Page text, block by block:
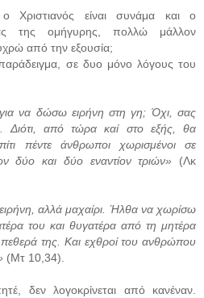
Χριστιανός είναι συνάμα και ο
της ομήγυρης, πολλώ μάλλον
από την εξουσία;
σε δυο μόνο λόγους του
για να δώσω ειρήνη στη γη; Όχι, σας
Διότι, από τώρα καί στο εξής, θα
πέντε άνθρωποι χωρισμένοι σε
δύο και δύο εναντίον τριών» (Λκ
αλλά μαχαίρι. Ήλθα να χωρίσω
του και θυγατέρα από τη μητέρα
της. Και εχθροί του ανθρώπου
(Μτ 10,34).
δεν λογοκρίνεται από κανέναν.